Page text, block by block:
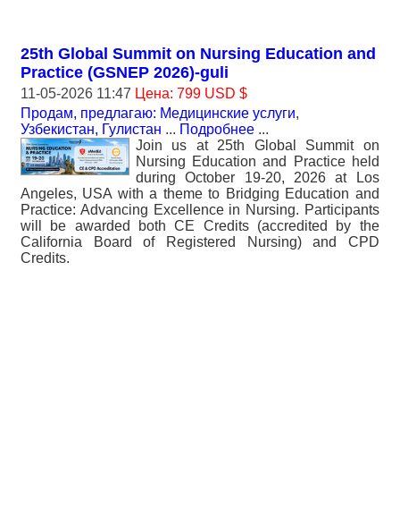
25th Global Summit on Nursing Education and
Practice (GSNEP 2026)-guli
11-05-2026 11:47 Цена: 799 USD $
Продам, предлагаю: Медицинские услуги,
Узбекистан, Гулистан ... Подробнее ...
Join us at 25th Global Summit on
Nursing Education and Practice held
during October 19-20, 2026 at Los
Angeles, USA with a theme to Bridging Education and
Practice: Advancing Excellence in Nursing. Participants
will be awarded both CE Credits (accredited by the
California Board of Registered Nursing) and CPD
Credits.